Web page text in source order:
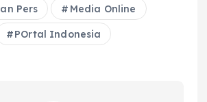
Pers Media Online
POrtal Indonesia